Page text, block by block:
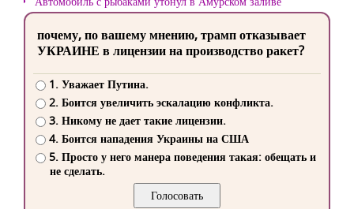
почему, по вашему мнению, трамп отказывает
УКРАИНЕ в лицензии на производство ракет?
1. Уважает Путина.
2. Боится увеличить эскалацию конфликта.
3. Никому не дает такие лицензии.
4. Боится нападения Украины на США
5. Просто у него манера поведения такая: обещать и
не сделать.